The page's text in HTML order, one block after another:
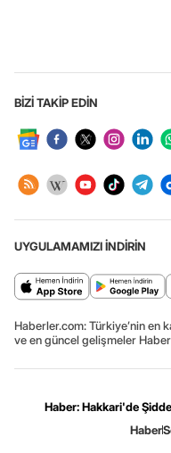
BİZİ TAKİP EDİN
UYGULAMAMIZI İNDİRİN
Haberler.com: Türkiye’nin en
ve en güncel gelişmeler
Haber: Hakkari'de
Haber